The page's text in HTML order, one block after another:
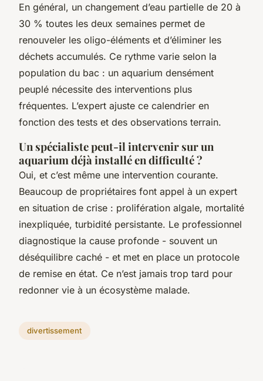
En général, un changement d’eau partielle de 20 à
30 % toutes les deux semaines permet de
renouveler les oligo-éléments et d’éliminer les
déchets accumulés. Ce rythme varie selon la
population du bac : un aquarium densément
peuplé nécessite des interventions plus
fréquentes. L’expert ajuste ce calendrier en
fonction des tests et des observations terrain.
Un spécialiste peut-il intervenir sur un
aquarium déjà installé en difficulté ?
Oui, et c’est même une intervention courante.
Beaucoup de propriétaires font appel à un expert
en situation de crise : prolifération algale, mortalité
inexpliquée, turbidité persistante. Le professionnel
diagnostique la cause profonde - souvent un
déséquilibre caché - et met en place un protocole
de remise en état. Ce n’est jamais trop tard pour
redonner vie à un écosystème malade.
divertissement